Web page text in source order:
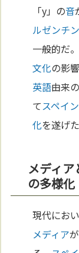
「y」の音
ルゼンチン
一般的だ
文化の影
英語由来
てスペイ
化を遂げた
メディ
の多様化
現代におい
メディアが